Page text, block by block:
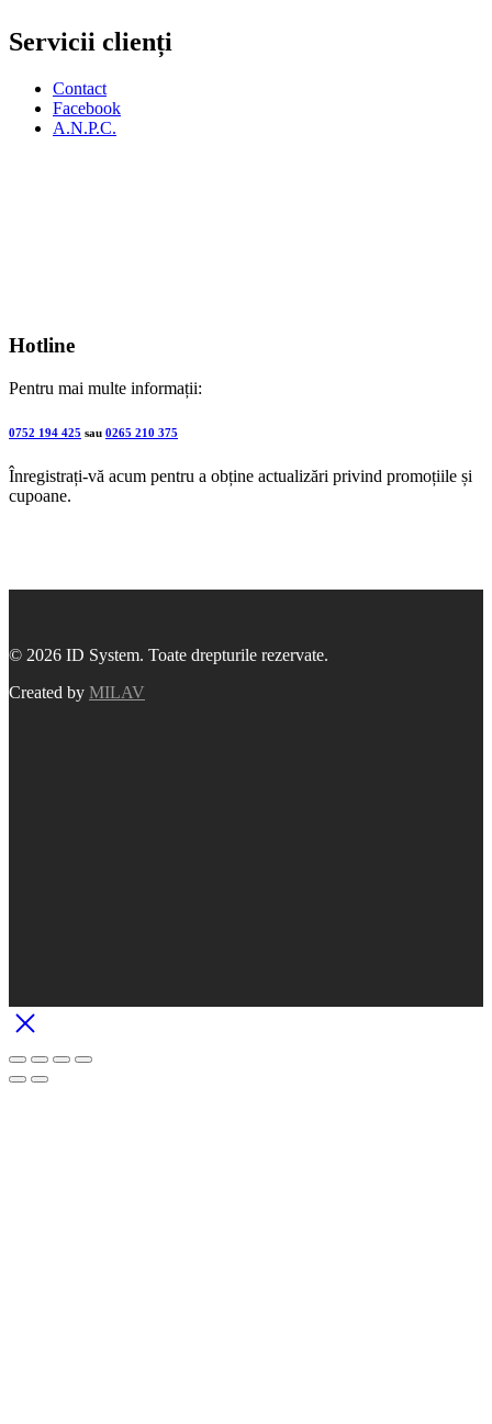
Servicii clienți
Contact
Facebook
A.N.P.C.
Hotline
Pentru mai multe informații:
0752 194 425 sau 0265 210 375
Înregistrați-vă acum pentru a obține actualizări privind promoțiile și
cupoane.
© 2026 ID System. Toate drepturile rezervate.
Created by MILAV